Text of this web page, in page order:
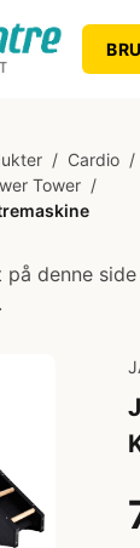
/ Cardio /
Tower /
på denne